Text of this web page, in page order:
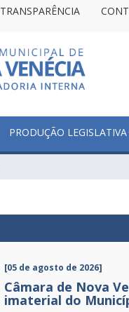
TRANSPARÊNCIA
PRODUÇÃO LEGISLATIVA
[05 de agosto de 2026]
Câmara de Nova
imaterial do